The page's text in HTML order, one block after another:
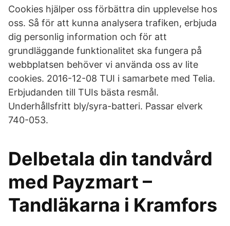
Cookies hjälper oss förbättra din upplevelse hos
oss. Så för att kunna analysera trafiken, erbjuda
dig personlig information och för att
grundläggande funktionalitet ska fungera på
webbplatsen behöver vi använda oss av lite
cookies. 2016-12-08 TUI i samarbete med Telia.
Erbjudanden till TUIs bästa resmål.
Underhållsfritt bly/syra-batteri. Passar elverk
740-053.
Delbetala din tandvård
med Payzmart –
Tandläkarna i Kramfors